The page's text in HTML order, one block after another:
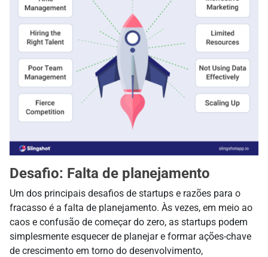
Desafio: Falta de planejamento
Um dos principais desafios de startups e razões para o
fracasso é a falta de planejamento. Às vezes, em meio ao
caos e confusão de começar do zero, as startups podem
simplesmente esquecer de planejar e formar ações-chave
de crescimento em torno do desenvolvimento,